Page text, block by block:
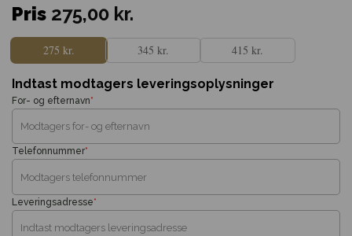
Pris 275,00 kr.
275 kr. 345 kr. 415 kr.
Indtast modtagers leveringsoplysninger
*
For- og efternavn
*
Telefonnummer
*
Leveringsadresse